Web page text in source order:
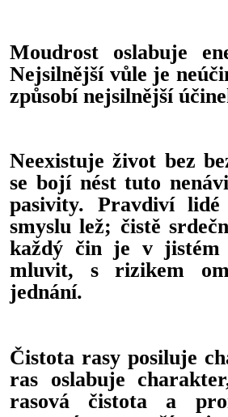
Moudrost oslabuje
Nejsilnější vůle je
způsobí nejsilnější
Neexistuje život bez
se bojí nést tuto
pasivity. Pravdiví
smyslu lež; čistě
každý čin je v jistém
mluvit, s rizikem
jednání.
Čistota rasy posiluje
ras oslabuje
rasová čistota a